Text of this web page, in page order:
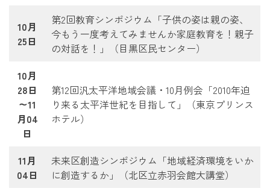
10月
25日
第2回教育シンポジウム「子供の姿は親の姿、
今もう一度考えてみませんか家庭教育を！親子
の対話を！」（目黒区民センター）
10月
28日
～11
月04
日
第12回汎太平洋地域会議・10月例会「2010年迫
り来る太平洋世紀を目指して」（東京プリンス
ホテル）
11月
04日
未来区創造シンポジウム「地域経済環境をいか
に創造するか」（北区立赤羽会館大講堂）